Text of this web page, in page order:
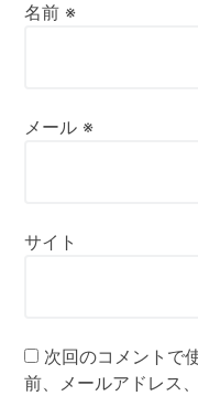
名前 ※
メール ※
サイト
次回のコメントで
前、メールアドレス